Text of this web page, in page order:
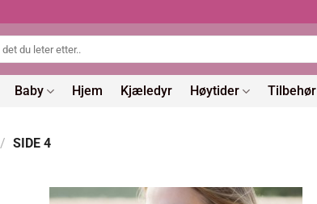
Baby Hjem Kjæledyr Høytider Tilbehør
/ SIDE 4